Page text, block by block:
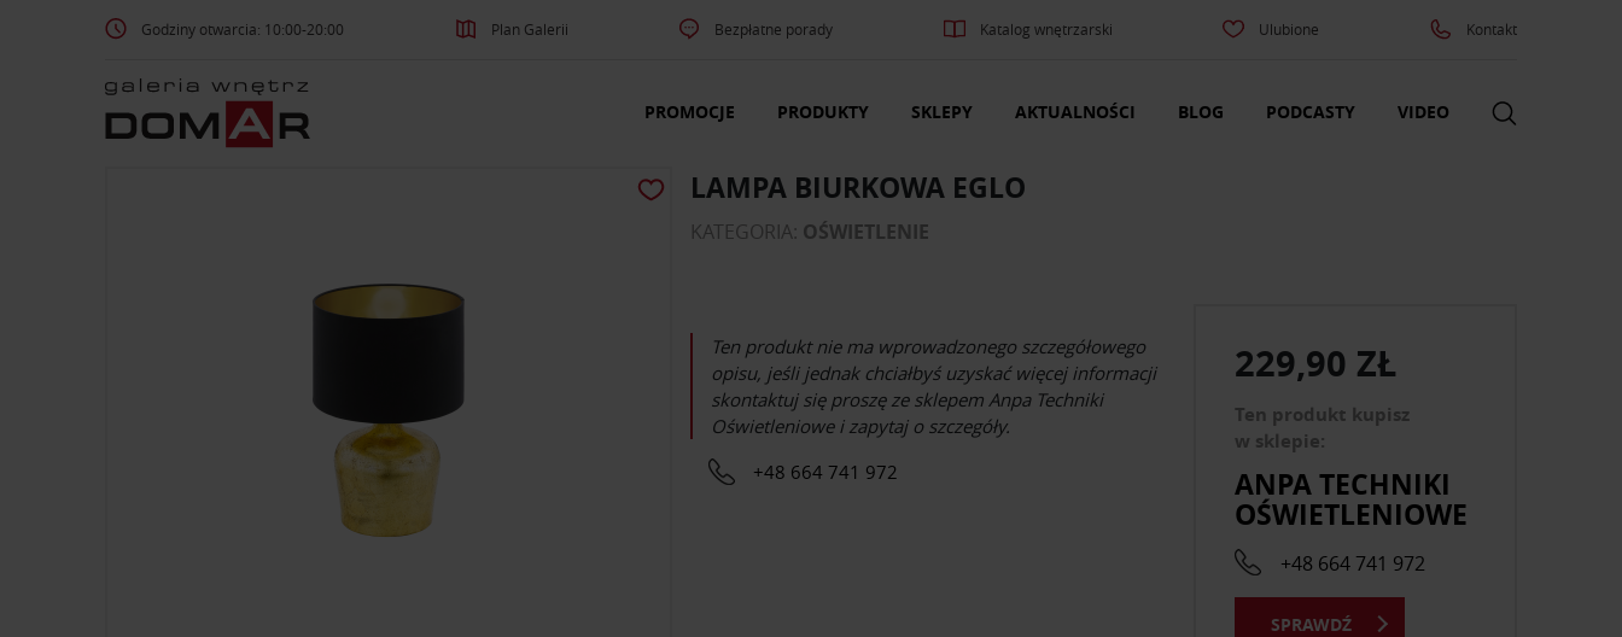
Godziny otwarcia: 10:00-20:00 Plan Galerii Bezpłatne porady Katalog wnętrzarski Ulubione Kontakt
PROMOCJE PRODUKTY SKLEPY AKTUALNOŚCI BLOG PODCASTY VIDEO
LAMPA BIURKOWA EGLO
KATEGORIA: OŚWIETLENIE
Ten produkt nie ma wprowadzonego szczegółowego
opisu, jeśli jednak chciałbyś uzyskać więcej informacji
skontaktuj się proszę ze sklepem Anpa Techniki
Oświetleniowei zapytaj o szczegóły.
+48 664 741 972
229,90 ZŁ
Ten produkt kupisz
w sklepie:
ANPA TECHNIKI
OŚWIETLENIOWE
+48 664 741 972
SPRAWDŹ